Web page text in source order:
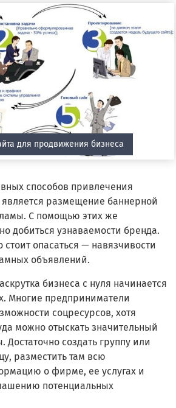
для продвижения бизнеса
способов привлечения
размещение баннерной
С помощью этих же
добиться узнаваемости бренда.
стоит опасаться — навязчивости
объявлений.
бизнеса с нуля начинается
Многие предприниматели
соцресурсов, хотя
можно отыскать значительный
Достаточно создать группу или
разместить там всю
о фирме, ее услугах и
потенциальных